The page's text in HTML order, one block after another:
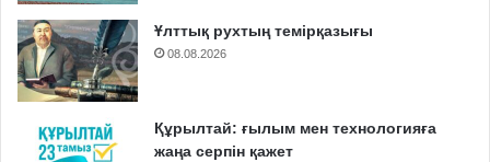
Ұлттық рухтың темірқазығы
08.08.2026
Құрылтай: ғылым мен технологияға
жаңа серпін қажет